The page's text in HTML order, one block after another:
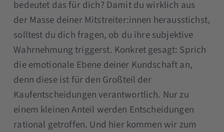
bedeutet das für dich? Damit du wirklich aus
der Masse deiner Mitstreiter:innen herausstichst,
solltest du dich fragen, ob du ihre subjektive
Wahrnehmung triggerst. Konkret gesagt: Sprich
die emotionale Ebene deiner Kundschaft an,
denn diese ist für den Großteil der
Kaufentscheidungen verantwortlich. Nur zu
einem kleinen Anteil werden Entscheidungen
rational getroffen. Und hier kommen wir zum